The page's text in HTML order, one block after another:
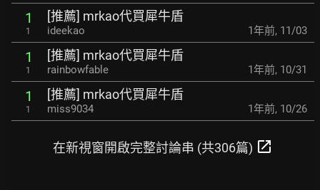
1
1
[推薦] mrkao代買犀牛盾
ideekao 1年前, 11/03
1
1
[推薦] mrkao代買犀牛盾
rainbowfable 1年前, 10/31
1
1
[推薦] mrkao代買犀牛盾
miss9034 1年前, 10/26
在新視窗開啟完整討論串 (共306篇) open_in_new